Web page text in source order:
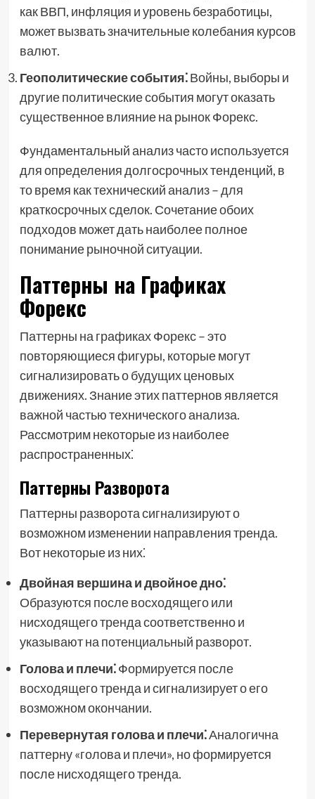
как ВВП, инфляция и уровень безработицы,
может вызвать значительные колебания курсов
валют.
Геополитические события⁚Войны, выборы и
другие политические события могут оказать
существенное влияние на рынок Форекс.
Фундаментальный анализ часто используется
для определения долгосрочных тенденций, в
то время как технический анализ – для
краткосрочных сделок. Сочетание обоих
подходов может дать наиболее полное
понимание рыночной ситуации.
Паттерны на Графиках
Форекс
Паттерны на графиках Форекс – это
повторяющиеся фигуры, которые могут
сигнализировать о будущих ценовых
движениях. Знание этих паттернов является
важной частью технического анализа.
Рассмотрим некоторые из наиболее
распространенных⁚
Паттерны Разворота
Паттерны разворота сигнализируют о
возможном изменении направления тренда.
Вот некоторые из них⁚
Двойная вершина и двойное дно⁚
Образуются после восходящего или
нисходящего тренда соответственно и
указывают на потенциальный разворот.
Голова и плечи⁚Формируется после
восходящего тренда и сигнализирует о его
возможном окончании.
Перевернутая голова и плечи⁚Аналогична
паттерну «голова и плечи», но формируется
после нисходящего тренда.